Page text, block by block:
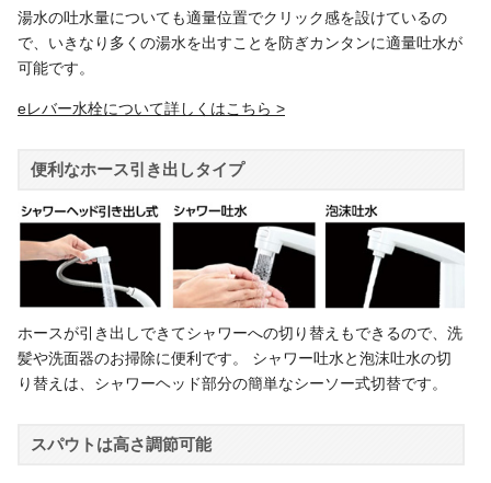
湯水の吐水量についても適量位置でクリック感を設けているの
で、いきなり多くの湯水を出すことを防ぎカンタンに適量吐水が
可能です。
eレバー水栓について詳しくはこちら
便利なホース引き出しタイプ
ホースが引き出しできてシャワーへの切り替えもできるので、洗
髪や洗面器のお掃除に便利です。 シャワー吐水と泡沫吐水の切
り替えは、シャワーヘッド部分の簡単なシーソー式切替です。
スパウトは高さ調節可能